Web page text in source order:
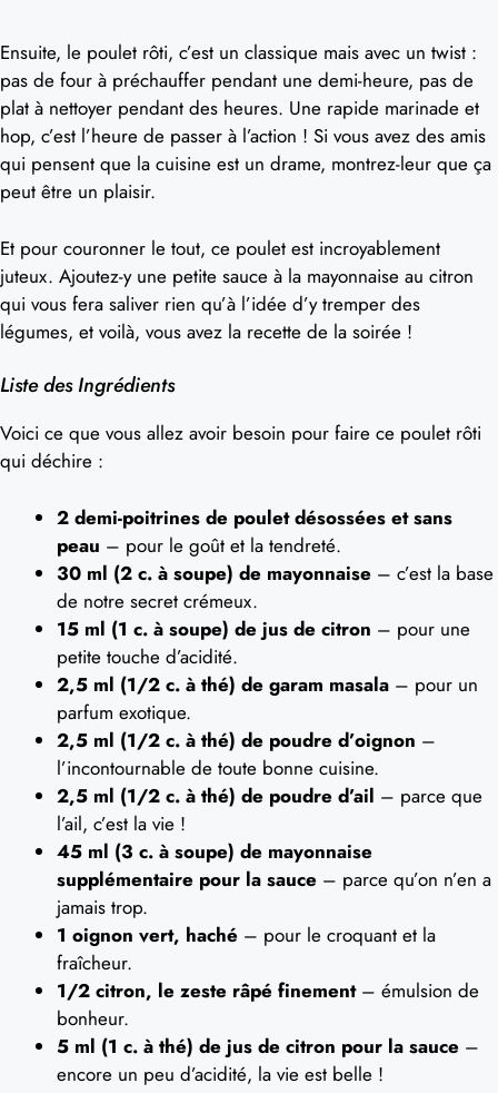
Ensuite, le poulet rôti, c’est un classique mais avec un twist :
pas de four à préchauffer pendant une demi-heure, pas de
plat à nettoyer pendant des heures. Une rapide marinade et
hop, c’est l’heure de passer à l’action ! Si vous avez des amis
qui pensent que la cuisine est un drame, montrez-leur que ça
peut être un plaisir.
Et pour couronner le tout, ce poulet est incroyablement
juteux. Ajoutez-y une petite sauce à la mayonnaise au citron
qui vous fera saliver rien qu’à l’idée d’y tremper des
légumes, et voilà, vous avez la recette de la soirée !
Liste des Ingrédients
Voici ce que vous allez avoir besoin pour faire ce poulet rôti
qui déchire :
2 demi-poitrines de poulet désossées et sans
peau – pour le goût et la tendreté.
30 ml (2 c. à soupe) de mayonnaise – c’est la base
de notre secret crémeux.
15 ml (1 c. à soupe) de jus de citron – pour une
petite touche d’acidité.
2,5 ml (1/2 c. à thé) de garam masala – pour un
parfum exotique.
2,5 ml (1/2 c. à thé) de poudre d’oignon –
l’incontournable de toute bonne cuisine.
2,5 ml (1/2 c. à thé) de poudre d’ail – parce que
l’ail, c’est la vie !
45 ml (3 c. à soupe) de mayonnaise
supplémentaire pour la sauce – parce qu’on n’en a
jamais trop.
1 oignon vert, haché – pour le croquant et la
fraîcheur.
1/2 citron, le zeste râpé finement– émulsion de
bonheur.
5 ml (1 c. à thé) de jus de citron pour la sauce –
encore un peu d’acidité, la vie est belle !